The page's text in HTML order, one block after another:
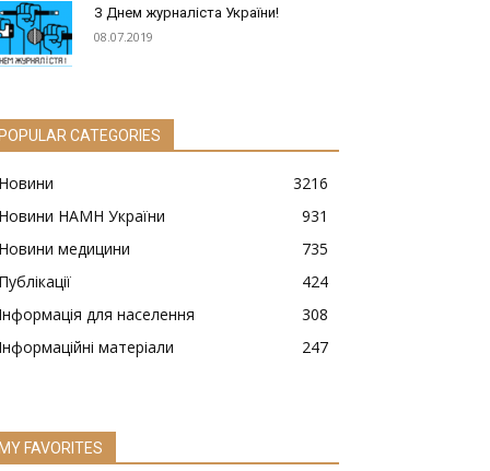
З Днем журналіста України!
08.07.2019
POPULAR CATEGORIES
Новини
3216
Новини НАМН України
931
Новини медицини
735
Публікації
424
Інформація для населення
308
Інформаційні матеріали
247
MY FAVORITES